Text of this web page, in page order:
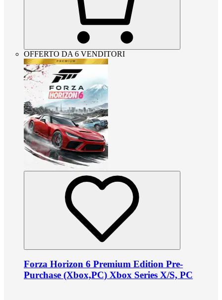
OFFERTO DA 6 VENDITORI
Forza Horizon 6 Premium Edition Pre-
Purchase (Xbox,PC) Xbox Series X/S, PC